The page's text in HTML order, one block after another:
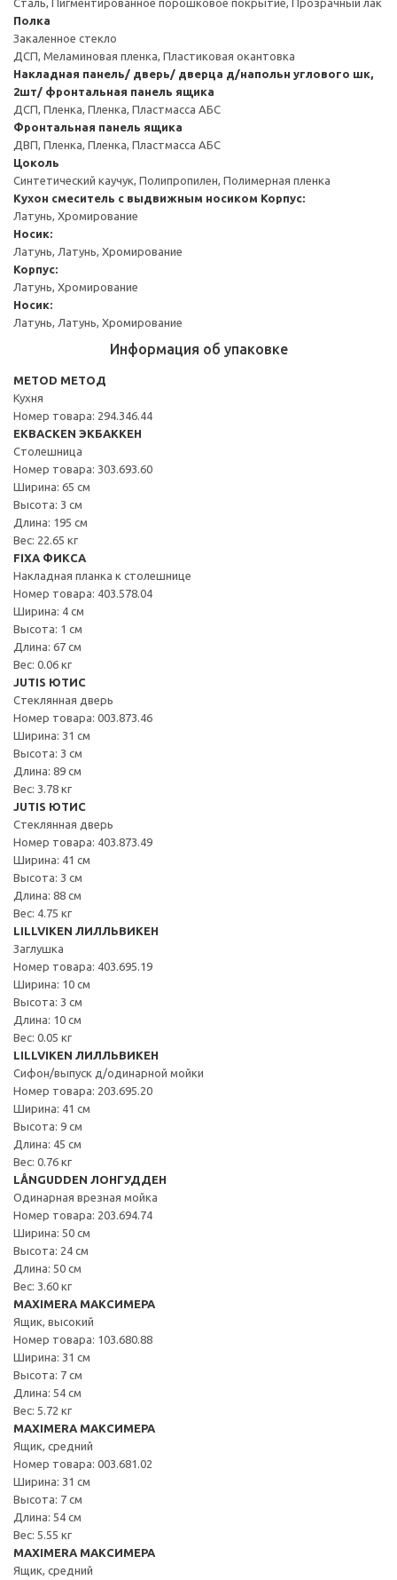
Полка
Закаленное стекло
ДСП, Меламиновая пленка, Пластиковая окантовка
Накладная панель/ дверь/ дверца д/напольн углового шк,
2шт/ фронтальная панель ящика
ДСП, Пленка, Пленка, Пластмасса АБС
Фронтальная панель ящика
ДВП, Пленка, Пленка, Пластмасса АБС
Цоколь
Синтетический каучук, Полипропилен, Полимерная пленка
Кухон смеситель с выдвижным носиком Корпус:
Латунь, Хромирование
Носик:
Латунь, Латунь, Хромирование
Корпус:
Латунь, Хромирование
Носик:
Латунь, Латунь, Хромирование
Информация об упаковке
METOD МЕТОД
Кухня
Номер товара: 294.346.44
EKBACKEN ЭКБАККЕН
Столешница
Номер товара: 303.693.60
Ширина: 65 см
Высота: 3 см
Длина: 195 см
Вес: 22.65 кг
FIXA ФИКСА
Накладная планка к столешнице
Номер товара: 403.578.04
Ширина: 4 см
Высота: 1 см
Длина: 67 см
Вес: 0.06 кг
JUTIS ЮТИС
Стеклянная дверь
Номер товара: 003.873.46
Ширина: 31 см
Высота: 3 см
Длина: 89 см
Вес: 3.78 кг
JUTIS ЮТИС
Стеклянная дверь
Номер товара: 403.873.49
Ширина: 41 см
Высота: 3 см
Длина: 88 см
Вес: 4.75 кг
LILLVIKEN ЛИЛЛЬВИКЕН
Заглушка
Номер товара: 403.695.19
Ширина: 10 см
Высота: 3 см
Длина: 10 см
Вес: 0.05 кг
LILLVIKEN ЛИЛЛЬВИКЕН
Сифон/выпуск д/одинарной мойки
Номер товара: 203.695.20
Ширина: 41 см
Высота: 9 см
Длина: 45 см
Вес: 0.76 кг
LÅNGUDDEN ЛОНГУДДЕН
Одинарная врезная мойка
Номер товара: 203.694.74
Ширина: 50 см
Высота: 24 см
Длина: 50 см
Вес: 3.60 кг
MAXIMERA МАКСИМЕРА
Ящик, высокий
Номер товара: 103.680.88
Ширина: 31 см
Высота: 7 см
Длина: 54 см
Вес: 5.72 кг
MAXIMERA МАКСИМЕРА
Ящик, средний
Номер товара: 003.681.02
Ширина: 31 см
Высота: 7 см
Длина: 54 см
Вес: 5.55 кг
MAXIMERA МАКСИМЕРА
Ящик, средний